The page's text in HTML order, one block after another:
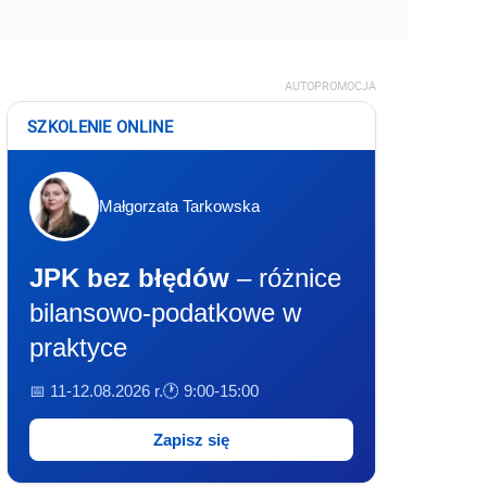
AUTOPROMOCJA
SZKOLENIE ONLINE
Małgorzata Tarkowska
JPK bez błędów – różnice
bilansowo-podatkowe w
praktyce
📅 11-12.08.2026 r.🕐 9:00-15:00
Zapisz się